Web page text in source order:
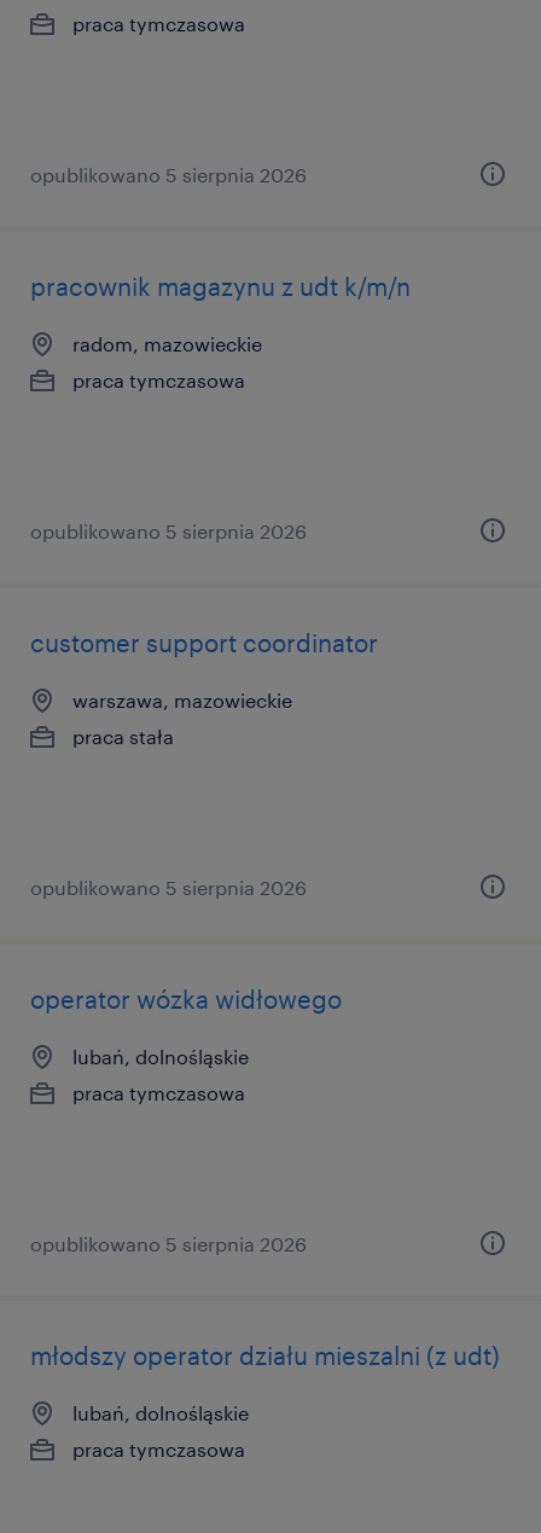
praca tymczasowa
opublikowano 5 sierpnia 2026
pracownik magazynu z udt k/m/n
radom, mazowieckie
praca tymczasowa
opublikowano 5 sierpnia 2026
customer support coordinator
warszawa, mazowieckie
praca stała
opublikowano 5 sierpnia 2026
operator wózka widłowego
lubań, dolnośląskie
praca tymczasowa
opublikowano 5 sierpnia 2026
młodszy operator działu mieszalni (z udt)
lubań, dolnośląskie
praca tymczasowa